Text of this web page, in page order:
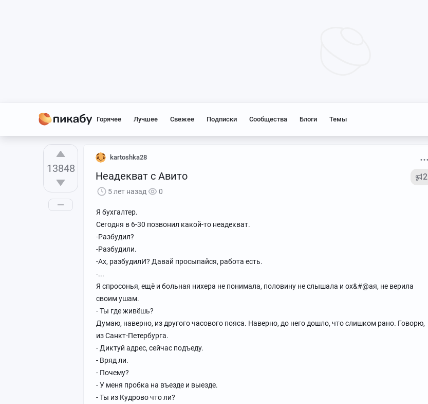
Горячее Лучшее Свежее Подписки Сообщества Блоги Темы
13848
kartoshka28
Неадекват с Авито 2
5 лет назад 0
Я бухгалтер.
Сегодня в 6-30 позвонил какой-то неадекват.
-Разбудил?
-Разбудили.
-Ах, разбудилИ? Давай просыпайся, работа есть.
-...
Я спросонья, ещё и больная нихера не понимала, половину не слышала и ох&#@ая, не верила
своим ушам.
- Ты где живёшь?
Думаю, наверно, из другого часового пояса. Наверно, до него дошло, что слишком рано. Говорю,
из Санкт-Петербурга.
- Диктуй адрес, сейчас подъеду.
- Вряд ли.
- Почему?
- У меня пробка на въезде и выезде.
- Ты из Кудрово что ли?